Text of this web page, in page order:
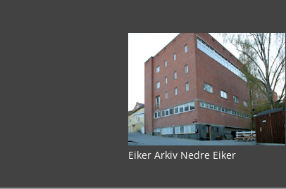
Eiker Arkiv Nedre Eiker